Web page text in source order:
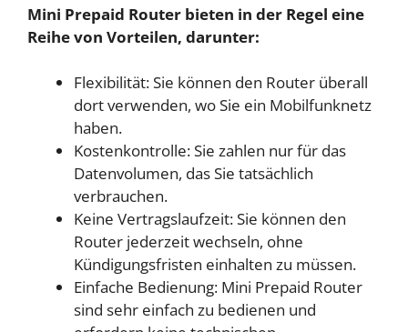
Mini Prepaid Router bieten in der Regel eine
Reihe von Vorteilen, darunter:
Flexibilität: Sie können den Router überall
dort verwenden, wo Sie ein Mobilfunknetz
haben.
Kostenkontrolle: Sie zahlen nur für das
Datenvolumen, das Sie tatsächlich
verbrauchen.
Keine Vertragslaufzeit: Sie können den
Router jederzeit wechseln, ohne
Kündigungsfristen einhalten zu müssen.
Einfache Bedienung: Mini Prepaid Router
sind sehr einfach zu bedienen und